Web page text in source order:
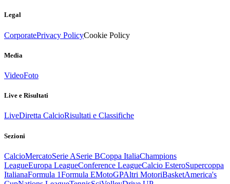
Legal
CorporatePrivacy PolicyCookie Policy
Media
VideoFoto
Live e Risultati
LiveDiretta CalcioRisultati e Classifiche
Sezioni
CalcioMercatoSerie ASerie BCoppa ItaliaChampions
LeagueEuropa LeagueConference LeagueCalcio EsteroSupercoppa
ItalianaFormula 1Formula EMotoGPAltri MotoriBasketAmerica's